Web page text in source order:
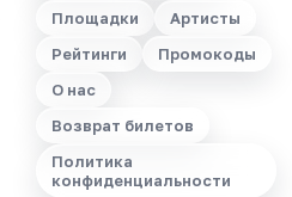
Площадки
Артисты
Рейтинги
Промокоды
О нас
Возврат билетов
Политика
конфиденциальности